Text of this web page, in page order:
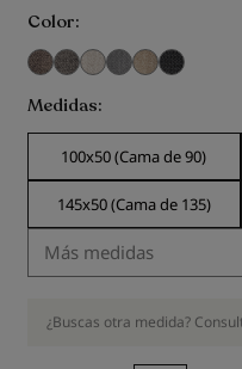
Color
Medidas
100x50 (Cama de 90)
145x50 (Cama de 135)
¿Buscas otra medida?